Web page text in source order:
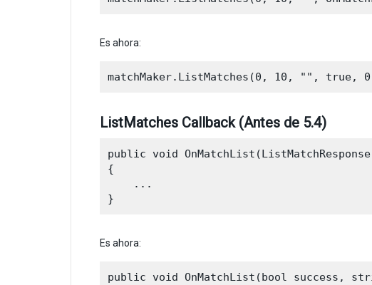
Es ahora:
ListMatches Callback (Antes de 5.4)
public void
{
    ...
Es ahora:
public void OnMatchList(bool success,